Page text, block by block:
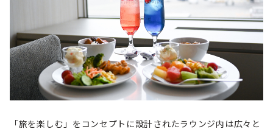
「旅を楽しむ」をコンセプトに設計されたラウンジ内は広々と